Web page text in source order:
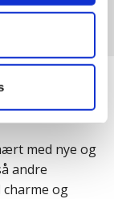
med nye og
andre
og